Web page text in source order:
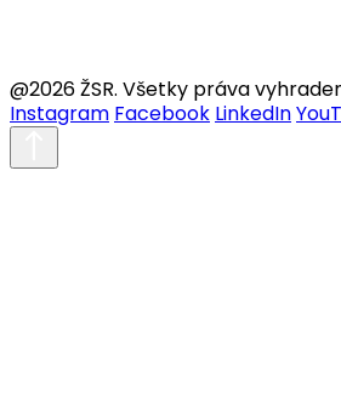
@2026 ŽSR. Všetky práva
Instagram Facebook LinkedIn